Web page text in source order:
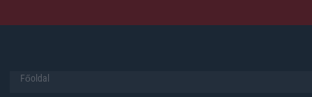
Főoldal